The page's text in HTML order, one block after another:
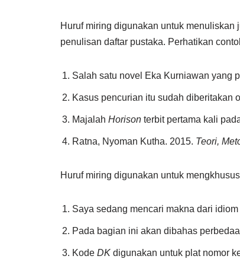
Huruf miring digunakan untuk
penulisan daftar pustaka. Perhatikan
Salah satu novel Eka Kurniawan yang
Kasus pencurian itu sudah diberitakan
Majalah Horison terbit pertama kali
Ratna, Nyoman Kutha. 2015. Teori,
Huruf miring digunakan untuk
Saya sedang mencari makna dari idiom
Pada bagian ini akan dibahas
Kode DK digunakan untuk plat nomor